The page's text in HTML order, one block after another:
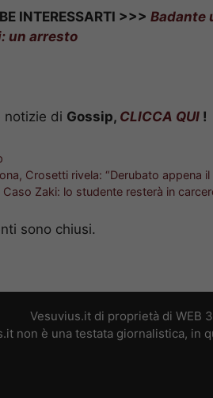
un arresto
Crosetti rivela: “Derubato appena il
Caso Zaki: lo studente resterà in
non è una testata giornalistica,